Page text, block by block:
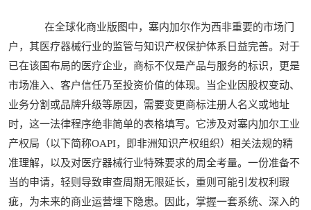
在全球化商业版图中，塞内加尔作为西非重要的市场门
户，其医疗器械行业的监管与知识产权保护体系日益完善。对于
已在该国布局的医疗企业，商标不仅是产品与服务的标识，更是
市场准入、客户信任乃至投资价值的体现。当企业因股权变动、
业务分割或品牌升级等原因，需要变更商标注册人名义或地址
时，这一法律程序绝非简单的表格填写。它涉及对塞内加尔工业
产权局（以下简称OAPI，即非洲知识产权组织）相关法规的精
准理解，以及对医疗器械行业特殊要求的周全考量。一份准备不
当的申请，轻则导致审查周期无限延长，重则可能引发权利瑕
疵，为未来的商业运营埋下隐患。因此，掌握一套系统、深入的